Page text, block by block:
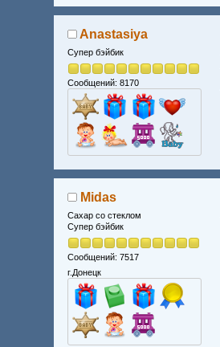
Anastasiya
Супер бэйбик
Сообщений: 8170
Midas
Сахар со стеклом
Супер бэйбик
Сообщений: 7517
г.Донецк